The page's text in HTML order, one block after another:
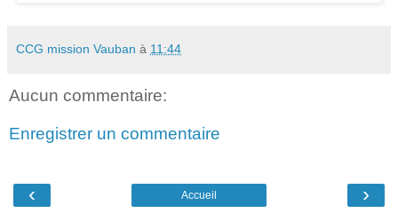
CCG mission Vauban à 11:44
Aucun commentaire:
Enregistrer un commentaire
‹ ›
Accueil